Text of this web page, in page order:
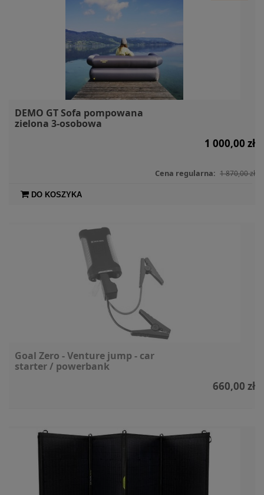
DEMO GT Sofa pompowana
zielona 3-osobowa
1 000,00 zł
Cena regularna: 1 870,00 zł
DO KOSZYKA
Goal Zero - Venture jump - car
starter / powerbank
660,00 zł